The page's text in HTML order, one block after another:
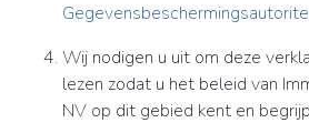
Wij nodigen u uit om deze
lezen zodat u het beleid van
NV op dit gebied kent en